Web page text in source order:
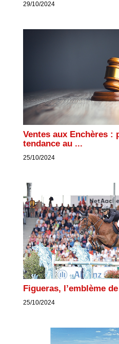
29/10/2024
Ventes aux Enchères :
tendance au ...
25/10/2024
Figueras, l’emblème
25/10/2024